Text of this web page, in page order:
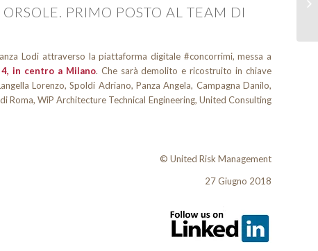
PRIMO POSTO AL TEAM DI
Lodi attraverso la piattaforma digitale #concorrimi, messa a
in centro a Milano. Che sarà demolito e ricostruito in chiave
Lorenzo, Spoldi Adriano, Panza Angela, Campagna Danilo,
WiP Architecture Technical Engineering, United Consulting
© United Risk Management
27 Giugno 2018